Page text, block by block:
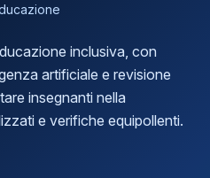
inclusiva, con
artificiale e revisione
insegnanti nella
e verifiche equipollenti.